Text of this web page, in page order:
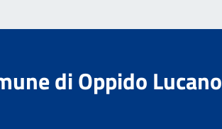
di Oppido Lucano